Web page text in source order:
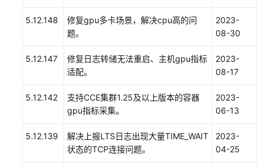
持
统
5.12.148
修复gpu多卡场景，解决cpu高的问
题。
2023-
08-30
5.12.147
修复日志转储无法重启、主机gpu指标
适配。
2023-
08-17
5.12.142
支持CCE集群1.25及以上版本的容器
gpu指标采集。
2023-
06-13
5.12.139
解决上报LTS日志出现大量TIME_WAIT
状态的TCP连接问题。
2023-
04-25